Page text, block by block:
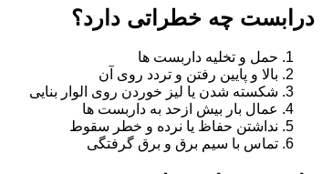
درابست چه خطراتی دارد؟
حمل و تخلیه داربست ها
بالا و پایین رفتن و تردد روی آن
شکسته شدن یا لیز خوردن روی الوار بنایی
عمال بار بیش ازحد به داربست ها
نداشتن حفاظ یا نرده و خطر سقوط
تماس با سیم برق و برق گرفتگی